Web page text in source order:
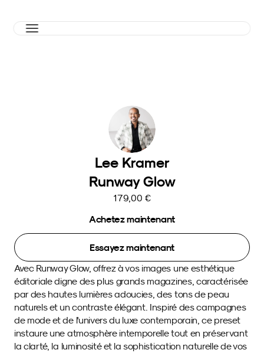
Lee Kramer
Runway Glow
179,00 €
Achetez maintenant
Essayez maintenant
Avec Runway Glow, offrez à vos images une esthétique
éditoriale digne des plus grands magazines, caractérisée
par des hautes lumières adoucies, des tons de peau
naturels et un contraste élégant. Inspiré des campagnes
de mode et de l'univers du luxe contemporain, ce preset
instaure une atmosphère intemporelle tout en préservant
la clarté, la luminosité et la sophistication naturelle de vos